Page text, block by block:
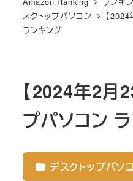
スクトップパソコン
【
ランキング
【2024年2月
プパソコン
デスクトップパソ